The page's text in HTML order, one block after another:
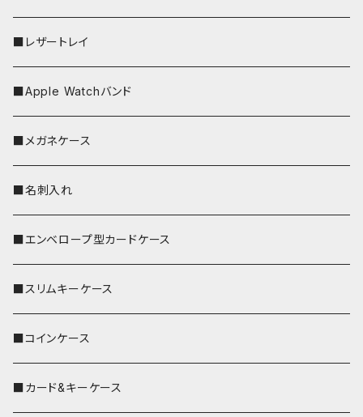
■レザートレイ
■Apple Watchバンド
■メガネケース
■名刺入れ
■エンベロープ型カードケース
■スリムキーケース
■コインケース
■カード&キーケース